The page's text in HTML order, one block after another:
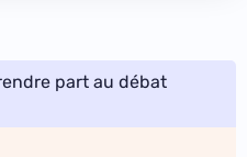
part au débat